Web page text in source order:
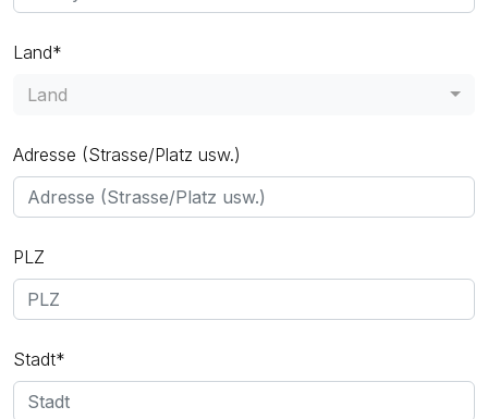
Land*
Land
Adresse (Strasse/Platz usw.)
PLZ
Stadt*